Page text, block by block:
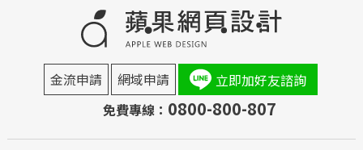
金流申請 網域申請
立即加好友諮詢
免費專線： 0800-800-807